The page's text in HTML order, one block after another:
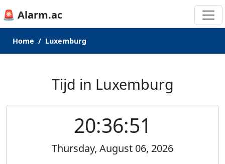
🚨 Alarm.ac
Home Luxemburg
Tijd in Luxemburg
20:36:51
Thursday, August 06, 2026